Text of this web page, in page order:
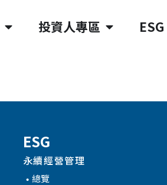
投資人專區 ESG
ESG
永續經營管理
總覽